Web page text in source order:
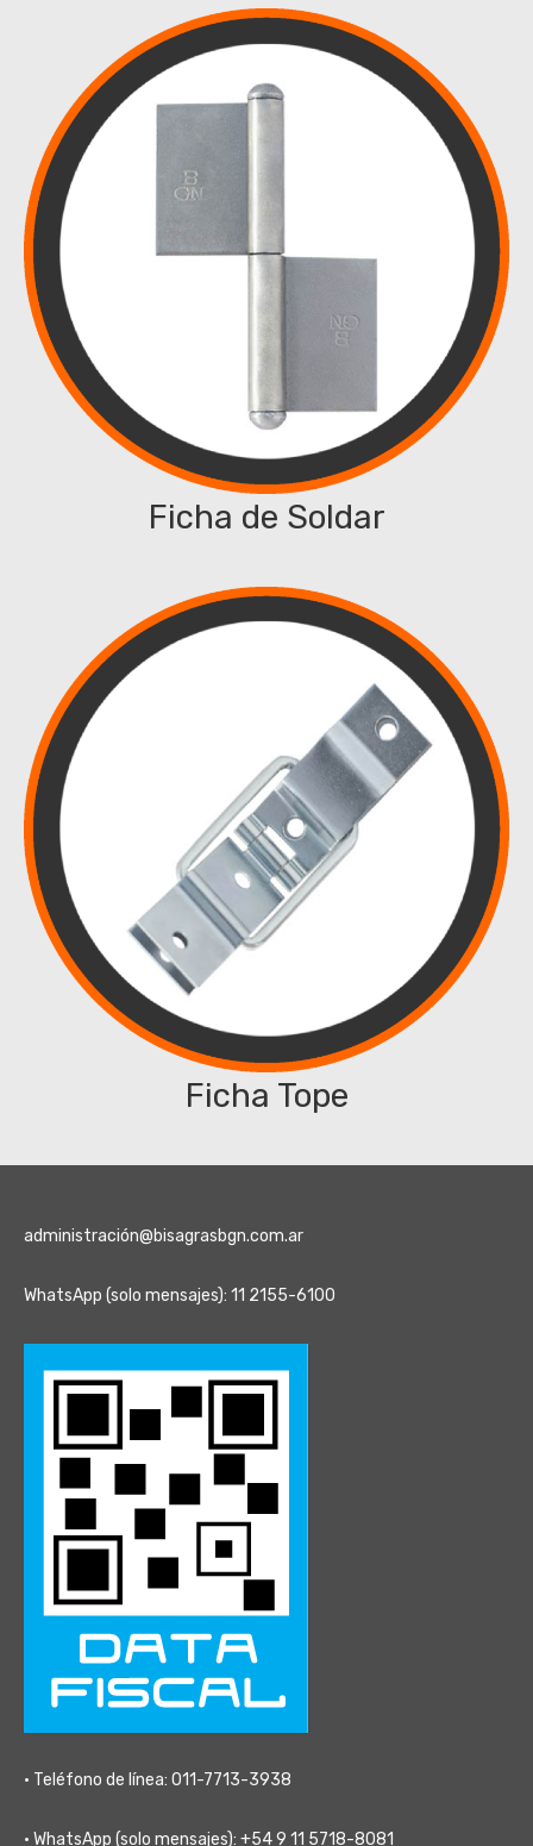
Ficha de Soldar
Ficha Tope
administración@bisagrasbgn.com.ar
WhatsApp (solo mensajes): 11 2155-6100
• Teléfono de línea: 011-7713-3938
• WhatsApp (solo mensajes): +54 9 11 5718-8081